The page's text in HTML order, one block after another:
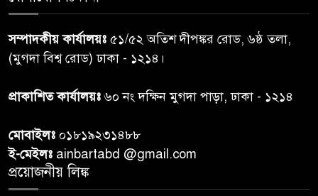
তদন্ত শেষ পর্যায়ে, দ্রুত চার্জশিট
৭
রাতের মধ্যে ঢাকাসহ ১০ অঞ্চলে
ঝড়বৃষ্টির পূর্বাভাস
৮
প্রধানমন্ত্রীর সঙ্গে দেখা করে স্বপ্নপূরণ
উপহার
৯
সম্পাদকীয় কার্যালয়ঃ ৫১/৫২ অতিশ দীপঙ্কর রোড, ৬ষ্ঠ তলা,
(মুগদা বিশ্ব রোড) ঢাকা - ১২১৪।
প্রাকাশিত কার্যালয়ঃ৬০ নং দক্ষিন মুগদা পাড়া, ঢাকা - ১২১৪
মোবাইলঃ ০১৮১৯২৩১৪৮৮
ই-মেইলঃ ainbartabd @gmail.com
প্রয়োজনীয় লিঙ্ক